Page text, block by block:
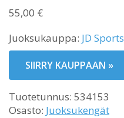
55,00 €
Juoksukauppa: JD Sports
SIIRRY KAUPPAAN »
Tuotetunnus: 534153
Osasto: Juoksukengät